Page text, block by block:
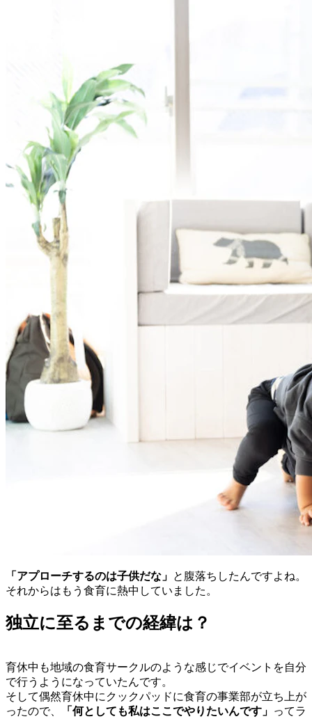
「アプローチするのは子供だな」 と腹落ちしたんですよね。
それからはもう食育に熱中していました。
独立に至るまでの経緯は？
育休中も地域の食育サークルのような感じでイベントを自分
で行うようになっていたんです。
そして偶然育休中にクックパッドに食育の事業部が立ち上が
ったので、
「何としても私はここでやりたいんです」 ってラ